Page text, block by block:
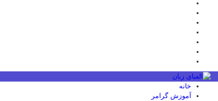
خانه
آموزش گرامر